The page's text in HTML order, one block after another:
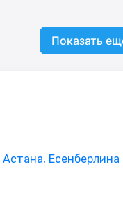
Показать
Астана,